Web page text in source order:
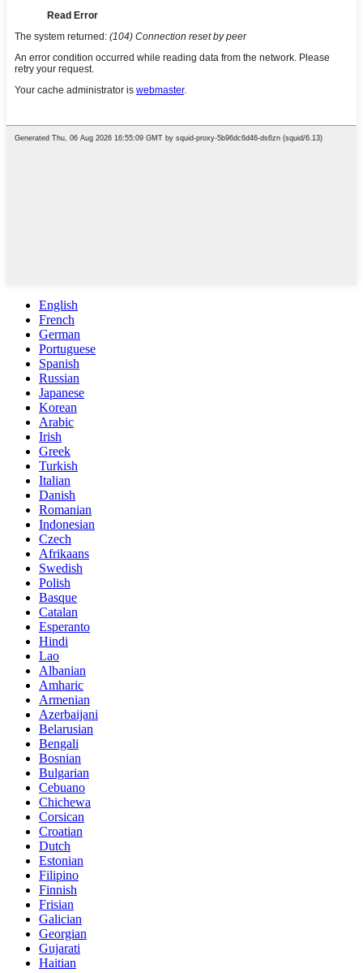
English
French
German
Portuguese
Spanish
Russian
Japanese
Korean
Arabic
Irish
Greek
Turkish
Italian
Danish
Romanian
Indonesian
Czech
Afrikaans
Swedish
Polish
Basque
Catalan
Esperanto
Hindi
Lao
Albanian
Amharic
Armenian
Azerbaijani
Belarusian
Bengali
Bosnian
Bulgarian
Cebuano
Chichewa
Corsican
Croatian
Dutch
Estonian
Filipino
Finnish
Frisian
Galician
Georgian
Gujarati
Haitian